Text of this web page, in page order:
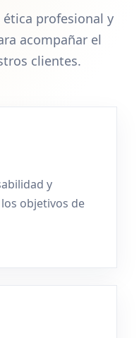
profesional y
acompañar el
clientes.
y
objetivos de